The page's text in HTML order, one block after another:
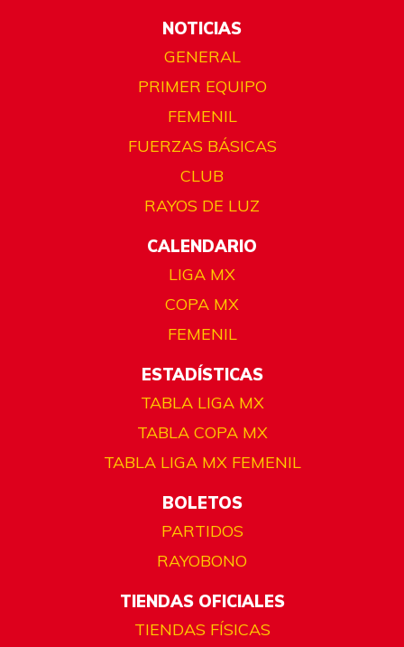
NOTICIAS
GENERAL
PRIMER EQUIPO
FEMENIL
FUERZAS BÁSICAS
CLUB
RAYOS DE LUZ
CALENDARIO
LIGA MX
COPA MX
FEMENIL
ESTADÍSTICAS
TABLA LIGA MX
TABLA COPA MX
TABLA LIGA MX FEMENIL
BOLETOS
PARTIDOS
RAYOBONO
TIENDAS OFICIALES
TIENDAS FÍSICAS